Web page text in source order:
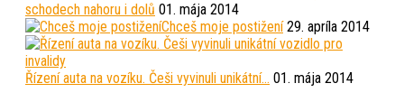
schodech nahoru i dolů 01. mája 2014
Chceš moje postižení29. apríla 2014
Řízení auta na vozíku. Češi vyvinuli unikátní… 01. mája 2014